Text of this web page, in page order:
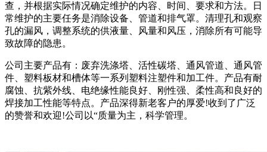
查，并根据实际情况确定维护的内容、时间、要求和方法。日
常维护的主要任务是消除设备、管道和排气罩。清理孔和观察
孔的漏风，调整系统的供液量、风量和风压，消除所有可能导
致故障的隐患。
公司主要产品有：废弃洗涤塔、活性碳塔、通风管道、通风管
件、塑料板材和槽体等一系列塑料注塑件和加工件。产品有耐
腐蚀、抗紫外线、电绝缘性能良好、刚性强、柔性高和良好的
焊接加工性能等特点。产品深得新老客户的厚爱!收到了广泛
的赞誉和欢迎!公司以“质量为主，科学管理。